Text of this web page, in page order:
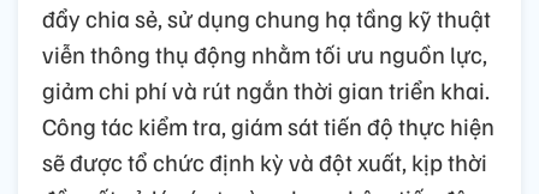
đẩy chia sẻ, sử dụng chung hạ tầng kỹ thuật
viễn thông thụ động nhằm tối ưu nguồn lực,
giảm chi phí và rút ngắn thời gian triển khai.
Công tác kiểm tra, giám sát tiến độ thực hiện
sẽ được tổ chức định kỳ và đột xuất, kịp thời